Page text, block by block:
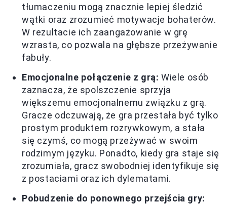
tłumaczeniu mogą znacznie lepiej śledzić
wątki oraz zrozumieć motywacje bohaterów.
W rezultacie ich zaangażowanie w grę
wzrasta, co pozwala na głębsze przeżywanie
fabuły.
Emocjonalne połączenie z grą: Wiele osób
zaznacza, że spolszczenie sprzyja
większemu emocjonalnemu związku z grą.
Gracze odczuwają, że gra przestała być tylko
prostym produktem rozrywkowym, a stała
się czymś, co mogą przeżywać w swoim
rodzimym języku. Ponadto, kiedy gra staje się
zrozumiała, gracz swobodniej identyfikuje się
z postaciami oraz ich dylematami.
Pobudzenie do ponownego przejścia gry: